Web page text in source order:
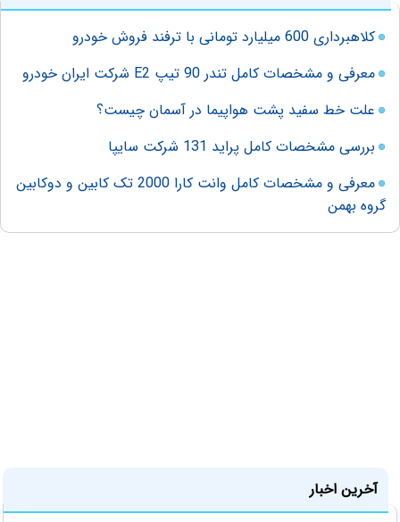
کلاهبرداری 600 میلیارد تومانی با ترفند فروش خودرو
معرفی و مشخصات کامل تندر 90 تیپ E2 شرکت ایران خودرو
علت خط سفید پشت هواپیما در آسمان چیست؟
بررسی مشخصات کامل پراید 131 شرکت سایپا
معرفی و مشخصات کامل وانت کارا 2000 تک کابین و دوکابین
گروه بهمن
آخرین اخبار